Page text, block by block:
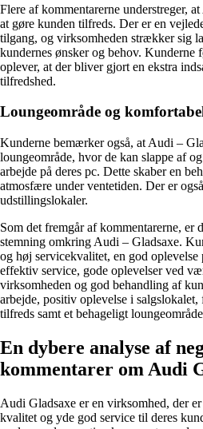
Flere af kommentarerne understreger,
at gøre kunden tilfreds. Der er en
tilgang, og virksomheden strækker sig
kundernes ønsker og behov. Kunderne
oplever, at der bliver gjort en ekstra
tilfredshed.
Loungeområde og
Kunderne bemærker også, at Audi –
loungeområde, hvor de kan slappe af
arbejde på deres pc. Dette skaber en
atmosfære under ventetiden. Der er
udstillingslokaler.
Som det fremgår af kommentarerne, er
stemning omkring Audi – Gladsaxe.
og høj servicekvalitet, en god oplevelse
effektiv service, gode oplevelser ved
virksomheden og god behandling af
arbejde, positiv oplevelse i salgslokalet,
tilfreds samt et behageligt
En dybere analyse af
kommentarer om Audi
Audi Gladsaxe er en virksomhed, der
kvalitet og yde god service til deres